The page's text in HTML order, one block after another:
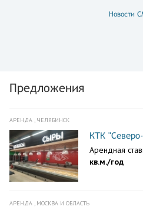
Новости
Предложения
АРЕНДА , ЧЕЛЯБИНСК
КТК
Арендная
кв.м./год
АРЕНДА , МОСКВА И ОБЛАСТЬ